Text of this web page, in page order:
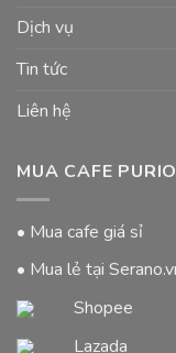
Dịch vụ
Tin tức
Liên hệ
MUA CAFE
• Mua cafe giá sỉ
• Mua lẻ tại
Shopee
Lazada